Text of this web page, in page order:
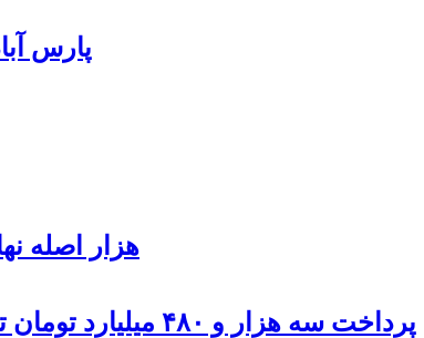
پارس آبادمغان ۸۵ درصد بذر
۹۰۰هزار
پرداخت سه هزار و ۴۸۰ میلیارد تومان تسهیلات مقاوم سازی مسکن روستایی در اردبیل